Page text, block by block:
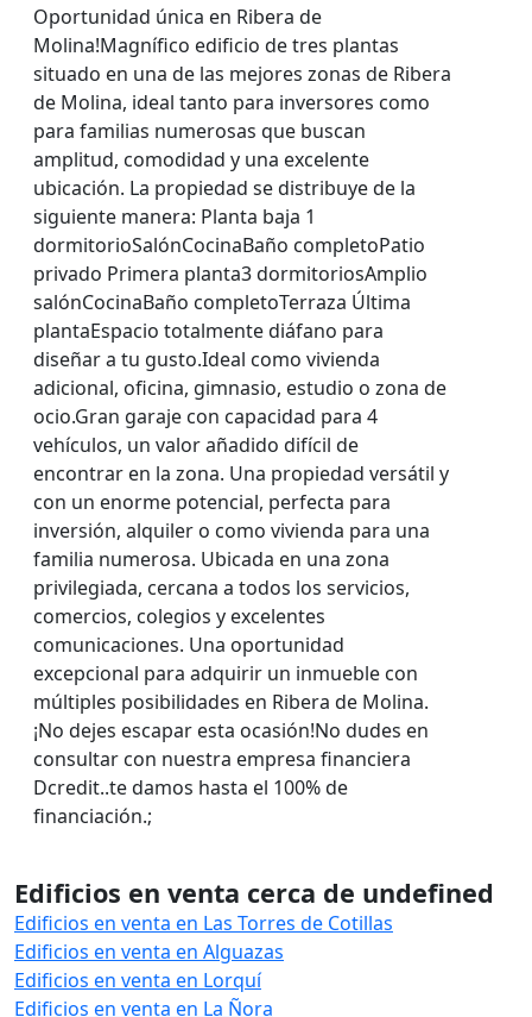
Oportunidad única en Ribera de
Molina!Magnífico edificio de tres plantas
situado en una de las mejores zonas de Ribera
de Molina, ideal tanto para inversores como
para familias numerosas que buscan
amplitud, comodidad y una excelente
ubicación. La propiedad se distribuye de la
siguiente manera: Planta baja 1
dormitorioSalónCocinaBaño completoPatio
privado Primera planta3 dormitoriosAmplio
salónCocinaBaño completoTerraza Última
plantaEspacio totalmente diáfano para
diseñar a tu gusto.Ideal como vivienda
adicional, oficina, gimnasio, estudio o zona de
ocio.Gran garaje con capacidad para 4
vehículos, un valor añadido difícil de
encontrar en la zona. Una propiedad versátil y
con un enorme potencial, perfecta para
inversión, alquiler o como vivienda para una
familia numerosa. Ubicada en una zona
privilegiada, cercana a todos los servicios,
comercios, colegios y excelentes
comunicaciones. Una oportunidad
excepcional para adquirir un inmueble con
múltiples posibilidades en Ribera de Molina.
¡No dejes escapar esta ocasión!No dudes en
consultar con nuestra empresa financiera
Dcredit..te damos hasta el 100% de
financiación.;
Edificios en venta cerca de undefined
Edificios en venta en Las Torres de Cotillas
Edificios en venta en Alguazas
Edificios en venta en Lorquí
Edificios en venta en La Ñora